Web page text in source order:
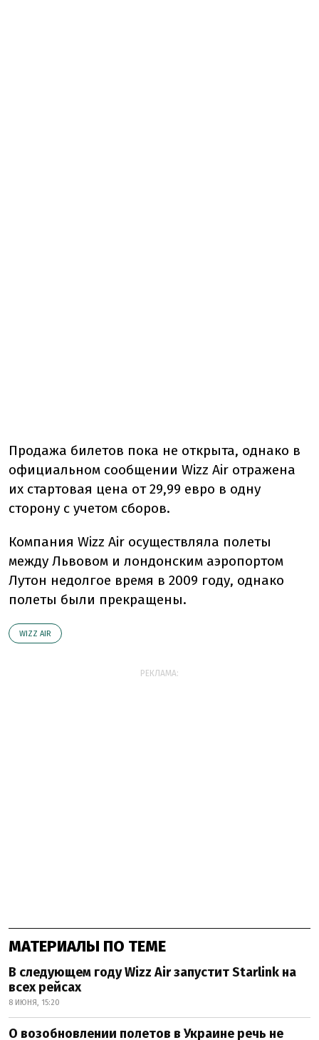
Продажа билетов пока не открыта, однако в
официальном сообщении Wizz Air отражена
их стартовая цена от 29,99 евро в одну
сторону с учетом сборов.
Компания Wizz Air осуществляла полеты
между Львовом и лондонским аэропортом
Лутон недолгое время в 2009 году, однако
полеты были прекращены.
WIZZ AIR
РЕКЛАМА:
МАТЕРИАЛЫ ПО ТЕМЕ
В следующем году Wizz Air запустит Starlink на
всех рейсах
8 ИЮНЯ, 15:20
О возобновлении полетов в Украине речь не